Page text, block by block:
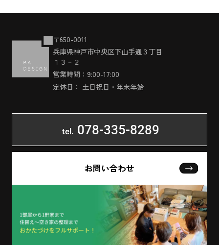
〒650-0011
兵庫県神戸市中央区下山手通３丁目
１３－２
営業時間：9:00-17:00
定休日： 土日祝日・年末年始
tel. 078-335-8289
お問い合わせ